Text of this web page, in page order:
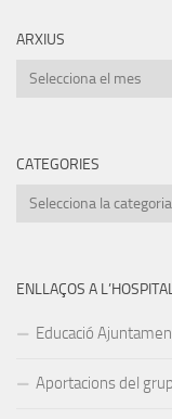
ARXIUS
Arxius
CATEGORIES
Categories
ENLLAÇOS A
Educació
Aportacions del